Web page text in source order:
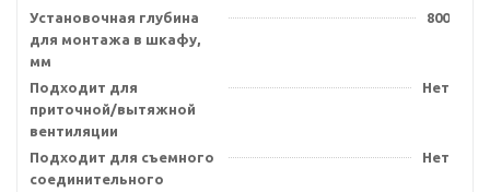
Установочная глубина
для монтажа в шкафу,
мм
800
Подходит для
приточной/вытяжной
вентиляции
Нет
Подходит для съемного
соединительного
Нет